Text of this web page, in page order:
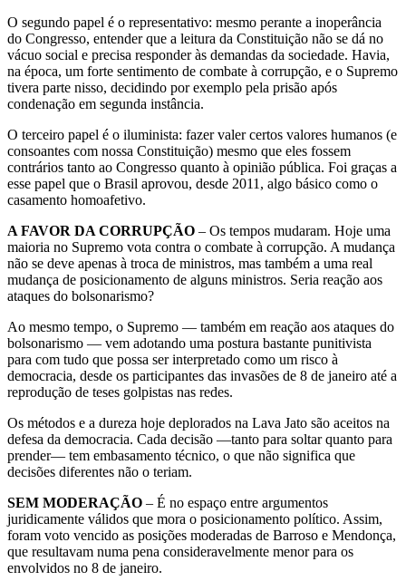
O segundo papel é o representativo: mesmo perante a inoperância
do Congresso, entender que a leitura da Constituição não se dá no
vácuo social e precisa responder às demandas da sociedade. Havia,
na época, um forte sentimento de combate à corrupção, e o Supremo
tivera parte nisso, decidindo por exemplo pela prisão após
condenação em segunda instância.
O terceiro papel é o iluminista: fazer valer certos valores humanos (e
consoantes com nossa Constituição) mesmo que eles fossem
contrários tanto ao Congresso quanto à opinião pública. Foi graças a
esse papel que o Brasil aprovou, desde 2011, algo básico como o
casamento homoafetivo.
A FAVOR DA CORRUPÇÃO – Os tempos mudaram. Hoje uma
maioria no Supremo vota contra o combate à corrupção. A mudança
não se deve apenas à troca de ministros, mas também a uma real
mudança de posicionamento de alguns ministros. Seria reação aos
ataques do bolsonarismo?
Ao mesmo tempo, o Supremo — também em reação aos ataques do
bolsonarismo — vem adotando uma postura bastante punitivista
para com tudo que possa ser interpretado como um risco à
democracia, desde os participantes das invasões de 8 de janeiro até a
reprodução de teses golpistas nas redes.
Os métodos e a dureza hoje deplorados na Lava Jato são aceitos na
defesa da democracia. Cada decisão —tanto para soltar quanto para
prender— tem embasamento técnico, o que não significa que
decisões diferentes não o teriam.
SEM MODERAÇÃO – É no espaço entre argumentos
juridicamente válidos que mora o posicionamento político. Assim,
foram voto vencido as posições moderadas de Barroso e Mendonça,
que resultavam numa pena consideravelmente menor para os
envolvidos no 8 de janeiro.